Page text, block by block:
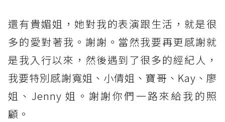
還有貴媚姐，她對我的表演跟生活，就是很
多的愛對著我。謝謝。當然我要再更感謝就
是我入行以來，然後遇到了很多的經紀人，
我要特別感謝寬姐、小倩姐、寶哥、Kay、廖
姐、Jenny 姐。謝謝你們一路來給我的照
顧。